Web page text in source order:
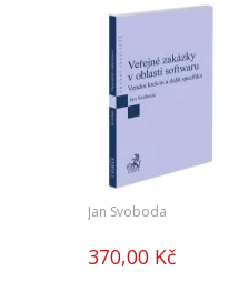
Jan Svoboda
370,00 Kč